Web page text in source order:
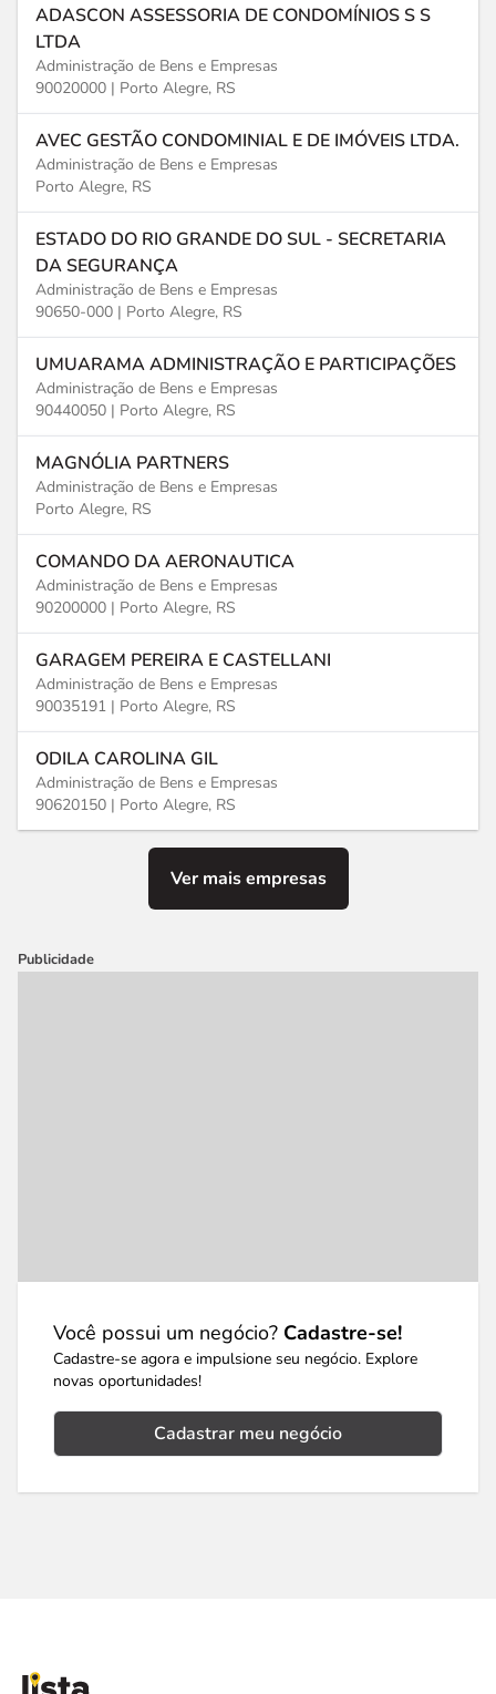
ADASCON ASSESSORIA DE CONDOMÍNIOS S S
LTDA
Administração de Bens e Empresas
90020000 | Porto Alegre, RS
AVEC GESTÃO CONDOMINIAL E DE IMÓVEIS LTDA.
Administração de Bens e Empresas
Porto Alegre, RS
ESTADO DO RIO GRANDE DO SUL - SECRETARIA
DA SEGURANÇA
Administração de Bens e Empresas
90650-000 | Porto Alegre, RS
UMUARAMA ADMINISTRAÇÃO E PARTICIPAÇÕES
Administração de Bens e Empresas
90440050 | Porto Alegre, RS
MAGNÓLIA PARTNERS
Administração de Bens e Empresas
Porto Alegre, RS
COMANDO DA AERONAUTICA
Administração de Bens e Empresas
90200000 | Porto Alegre, RS
GARAGEM PEREIRA E CASTELLANI
Administração de Bens e Empresas
90035191 | Porto Alegre, RS
ODILA CAROLINA GIL
Administração de Bens e Empresas
90620150 | Porto Alegre, RS
Ver mais empresas
Publicidade
Você possui um negócio? Cadastre-se!
Cadastre-se agora e impulsione seu negócio. Explore
novas oportunidades!
Cadastrar meu negócio